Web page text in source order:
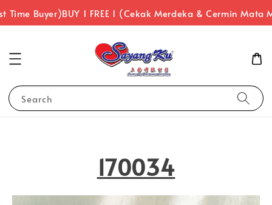
Buyer)BUY 1 FREE 1 (Cekak Merdeka & Cermin Mata
Search
170034